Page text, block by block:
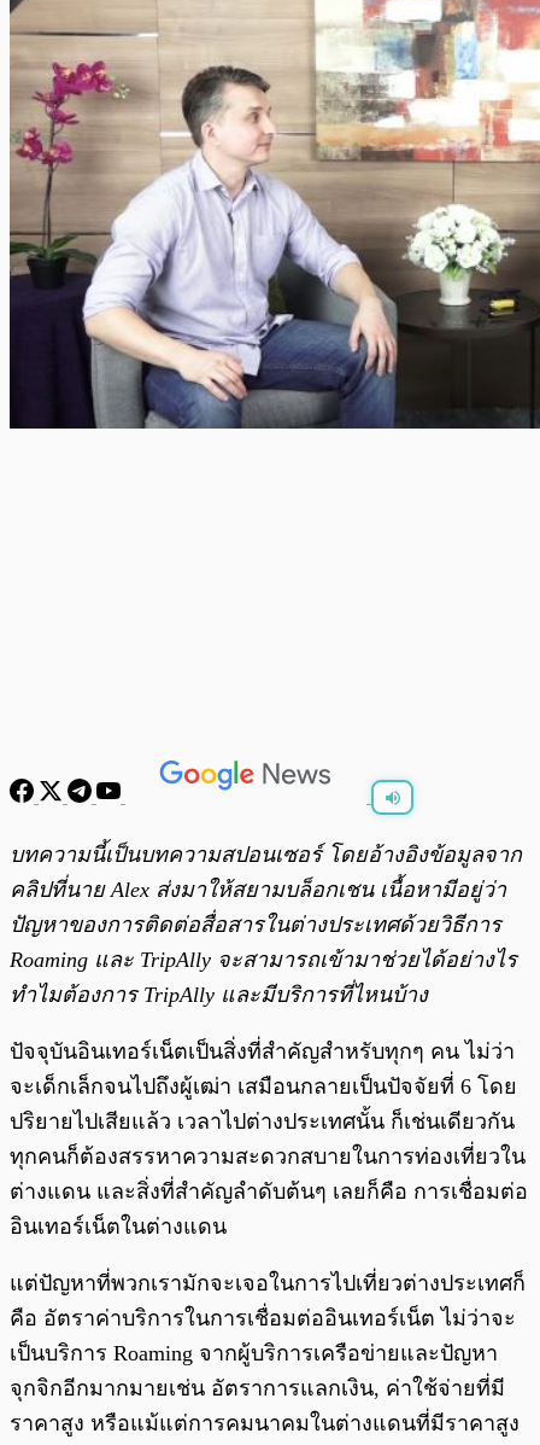
พร้อมเล่น 0:00 /
บทความนี้เป็นบทความสปอนเซอร์ โดยอ้างอิงข้อมูลจาก
คลิปที่นาย Alex ส่งมาให้สยามบล็อกเชน เนื้อหามีอยู่ว่า
ปัญหาของการติดต่อสื่อสารในต่างประเทศด้วยวิธีการ
Roaming และ TripAlly จะสามารถเข้ามาช่วยได้อย่างไร
ทำไมต้องการ TripAlly และมีบริการที่ไหนบ้าง
ปัจจุบันอินเทอร์เน็ตเป็นสิ่งที่สำคัญสำหรับทุกๆ คน ไม่ว่า
จะเด็กเล็กจนไปถึงผู้เฒ่า เสมือนกลายเป็นปัจจัยที่ 6 โดย
ปริยายไปเสียแล้ว เวลาไปต่างประเทศนั้น ก็เช่นเดียวกัน
ทุกคนก็ต้องสรรหาความสะดวกสบายในการท่องเที่ยวใน
ต่างแดน และสิ่งที่สำคัญลำดับต้นๆ เลยก็คือ การเชื่อมต่อ
อินเทอร์เน็ตในต่างแดน
แต่ปัญหาที่พวกเรามักจะเจอในการไปเที่ยวต่างประเทศก็
คือ อัตราค่าบริการในการเชื่อมต่ออินเทอร์เน็ต ไม่ว่าจะ
เป็นบริการ Roaming จากผู้บริการเครือข่ายและปัญหา
จุกจิกอีกมากมายเช่น อัตราการแลกเงิน, ค่าใช้จ่ายที่มี
ราคาสูง หรือแม้แต่การคมนาคมในต่างแดนที่มีราคาสูง